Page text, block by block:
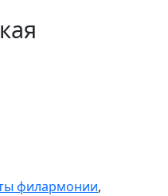
филармонии,